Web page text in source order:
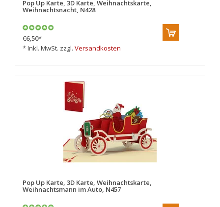
Pop Up Karte, 3D Karte, Weihnachtskarte,
Weihnachtsnacht, N428
€6,50*
* Inkl. MwSt. zzgl. Versandkosten
Pop Up Karte, 3D Karte, Weihnachtskarte,
Weihnachtsmann im Auto, N457